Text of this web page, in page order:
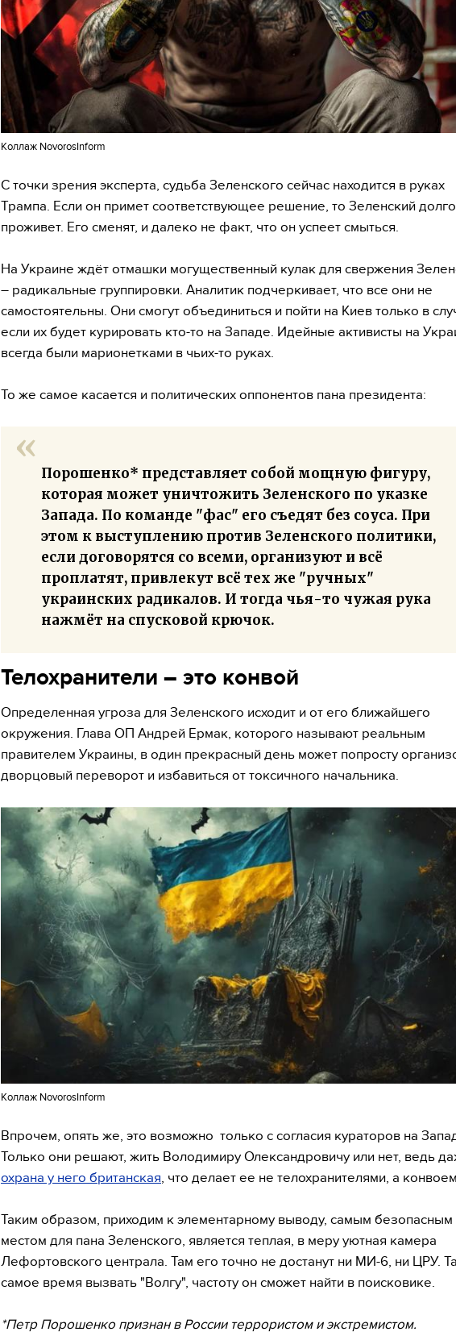
Коллаж NovorosInform
С точки зрения эксперта, судьба Зеленского сейчас находится в руках
Трампа. Если он примет соответствующее решение, то Зеленский
проживет. Его сменят, и далеко не факт, что он успеет смыться.
На Украине ждёт отмашки могущественный кулак для свержения
– радикальные группировки. Аналитик подчеркивает, что все они не
самостоятельны. Они смогут объединиться и пойти на Киев только в
если их будет курировать кто-то на Западе. Идейные активисты на
всегда были марионетками в чьих-то руках.
То же самое касается и политических оппонентов пана президента:
Порошенко* представляет собой мощную фигуру,
которая может уничтожить Зеленского по указке
Запада. По команде "фас" его съедят без соуса. При
этом к выступлению против Зеленского политики,
если договорятся со всеми, организуют и всё
проплатят, привлекут всё тех же "ручных"
украинских радикалов. И тогда чья-то чужая рука
нажмёт на спусковой крючок.
Телохранители – это конвой
Определенная угроза для Зеленского исходит и от его ближайшего
окружения. Глава ОП Андрей Ермак, которого называют реальным
правителем Украины, в один прекрасный день может попросту
дворцовый переворот и избавиться от токсичного начальника.
Коллаж NovorosInform
Впрочем, опять же, это возможно только с согласия кураторов на
Только они решают, жить Володимиру Олександровичу или нет, ведь
охрана у него британская, что делает ее не телохранителями, а
Таким образом, приходим к элементарному выводу, самым безопасным
местом для пана Зеленского, является теплая, в меру уютная камера
Лефортовского централа. Там его точно не достанут ни МИ-6, ни ЦРУ.
самое время вызвать "Волгу", частоту он сможет найти в поисковике.
*Петр Порошенко признан в России террористом и экстремистом.